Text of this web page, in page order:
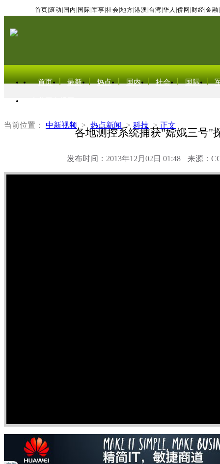
首页 滚动 国内 国际 军事 社会 地方 港澳 台湾 华人 侨网 财经 金融
首页 最新 热点 国内 社会 国际
当前位置： 中新视频 > 热点新闻 > 科技 > 正文
各地测控系统捕获"嫦娥三号"
发布时间：2013年12月02日 01:48 来源：